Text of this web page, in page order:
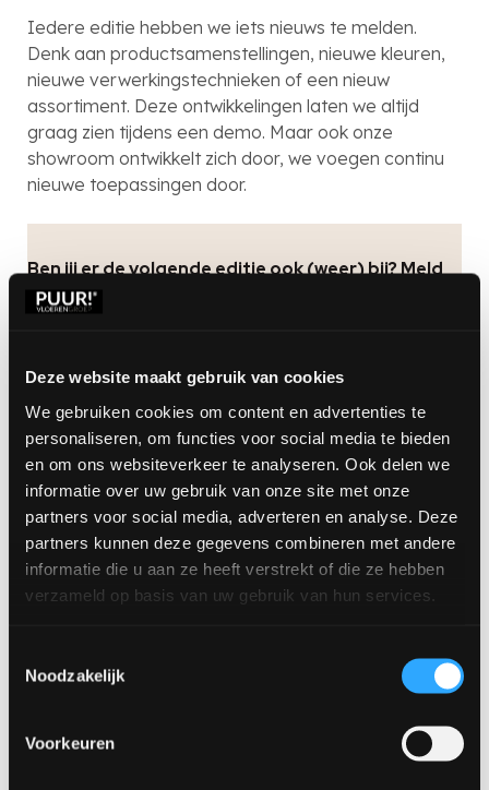
Deze website maakt gebruik van cookies
We gebruiken cookies om content en advertenties te
personaliseren, om functies voor social media te bieden
en om ons websiteverkeer te analyseren. Ook delen we
informatie over uw gebruik van onze site met onze
partners voor social media, adverteren en analyse. Deze
partners kunnen deze gegevens combineren met andere
informatie die u aan ze heeft verstrekt of die ze hebben
verzameld op basis van uw gebruik van hun services.
Noodzakelijk
Voorkeuren
Iedere editie hebben we iets nieuws te melden.
Denk aan productsamenstellingen, nieuwe kleuren,
nieuwe verwerkingstechnieken of een nieuw
assortiment. Deze ontwikkelingen laten we altijd
graag zien tijdens een demo. Maar ook onze
showroom ontwikkelt zich door, we voegen continu
nieuwe toepassingen door.
Ben jij er de volgende editie ook (weer) bij? Meld
je aan voor updates
De dag is van 17:00 – 19:00. We zien jouw
aanmelding graag tegemoet komen!
Voor welke editie wil je inschrijven?(Vereist)
Vink één of meerdere data aan.
20 maart 2025 (Veenendaal)
10 april 2025 (Amsterdam)
Naam:(Vereist)
Bedrijfsnaam:
E-mailadres